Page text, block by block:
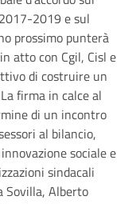
2019 e sul
prossimo punterà
atto con Cgil, Cisl e
di costruire un
firma in calce al
di un incontro
al bilancio,
sociale e
sindacali
Sovilla, Alberto